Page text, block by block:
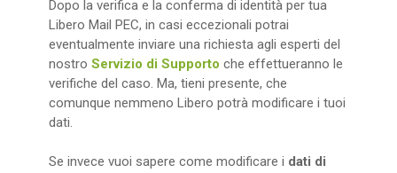
Dopo la verifica e la conferma di identità per tua
Libero Mail PEC, in casi eccezionali potrai
eventualmente inviare una richiesta agli esperti del
nostro Servizio di Supporto che effettueranno le
verifiche del caso. Ma, tieni presente, che
comunque nemmeno Libero potrà modificare i tuoi
dati.
Se invece vuoi sapere come modificare i dati di